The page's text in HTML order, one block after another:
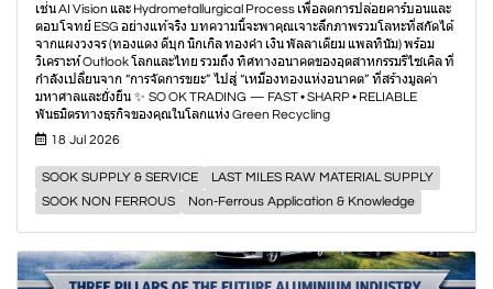
เช่น AI Vision และ Hydrometallurgical Process เพื่อลดการปล่อยคาร์บอนและ
ตอบโจทย์ ESG อย่างแท้จริง บทความนี้จะพาคุณเจาะลึกภาพรวมโลหะที่สกัดได้
จากแผงวงจร (ทองแดง ดีบุก นิกเกิล ทองคำ เงิน พัลลาเดียม แพลทินัม) พร้อม
วิเคราะห์ Outlook โลกและไทย รวมถึง ทิศทางอนาคตของอุตสาหกรรมรีไซเคิล ที่
กำลังเปลี่ยนจาก “การจัดการขยะ” ไปสู่ “เหมืองทองแห่งอนาคต” ที่สร้างมูลค่า
มหาศาลและยั่งยืน ✨ SO OK TRADING — FAST • SHARP • RELIABLE
พันธมิตรทางธุรกิจของคุณในโลกแห่ง Green Recycling
18 Jul 2026
SOOK SUPPLY & SERVICE
LAST MILES RAW MATERIAL SUPPLY
SOOK NON FERROUS
Non-Ferrous Application & Knowledge